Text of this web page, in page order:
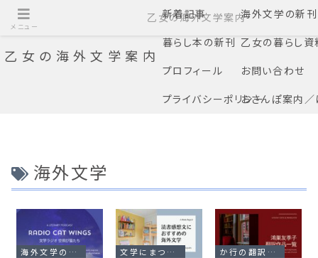
乙女の海外文学案内
新着記事 海外文学の新刊
暮らし本の新刊 乙女の暮らし
プロフィール お問い合わせ
プライバシーポリシーおさんぽ案内
海外文学
海外文学の読みもの、ポッドキャスト 文学にまつわる一覧表 か行の翻訳家一覧
メニュー
乙女の海外文学案内